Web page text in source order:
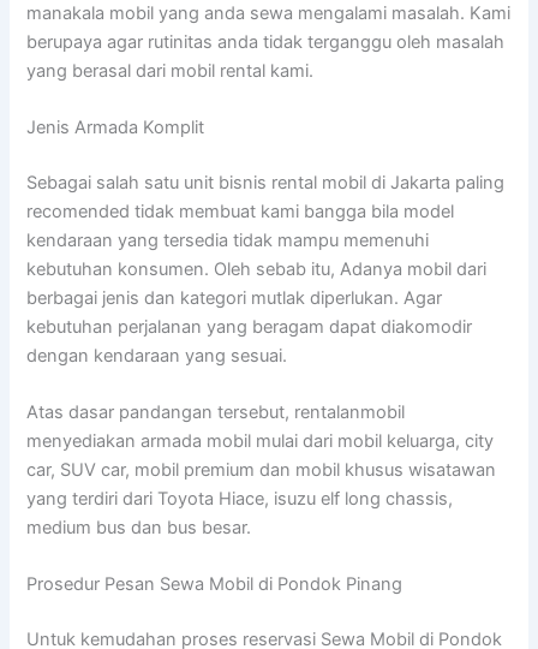
manakala mobil yang anda sewa mengalami masalah. Kami
berupaya agar rutinitas anda tidak terganggu oleh masalah
yang berasal dari mobil rental kami.
Jenis Armada Komplit
Sebagai salah satu unit bisnis rental mobil di Jakarta paling
recomended tidak membuat kami bangga bila model
kendaraan yang tersedia tidak mampu memenuhi
kebutuhan konsumen. Oleh sebab itu, Adanya mobil dari
berbagai jenis dan kategori mutlak diperlukan. Agar
kebutuhan perjalanan yang beragam dapat diakomodir
dengan kendaraan yang sesuai.
Atas dasar pandangan tersebut, rentalanmobil
menyediakan armada mobil mulai dari mobil keluarga, city
car, SUV car, mobil premium dan mobil khusus wisatawan
yang terdiri dari Toyota Hiace, isuzu elf long chassis,
medium bus dan bus besar.
Prosedur Pesan Sewa Mobil di Pondok Pinang
Untuk kemudahan proses reservasi Sewa Mobil di Pondok